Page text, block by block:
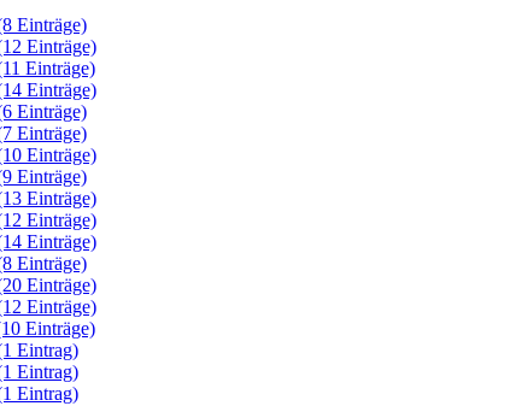
Einträge)
Einträge)
Einträge)
Einträge)
Einträge)
Einträge)
Einträge)
Einträge)
Einträge)
Einträge)
Einträge)
Einträge)
Einträge)
Einträge)
Einträge)
Eintrag)
Eintrag)
Eintrag)